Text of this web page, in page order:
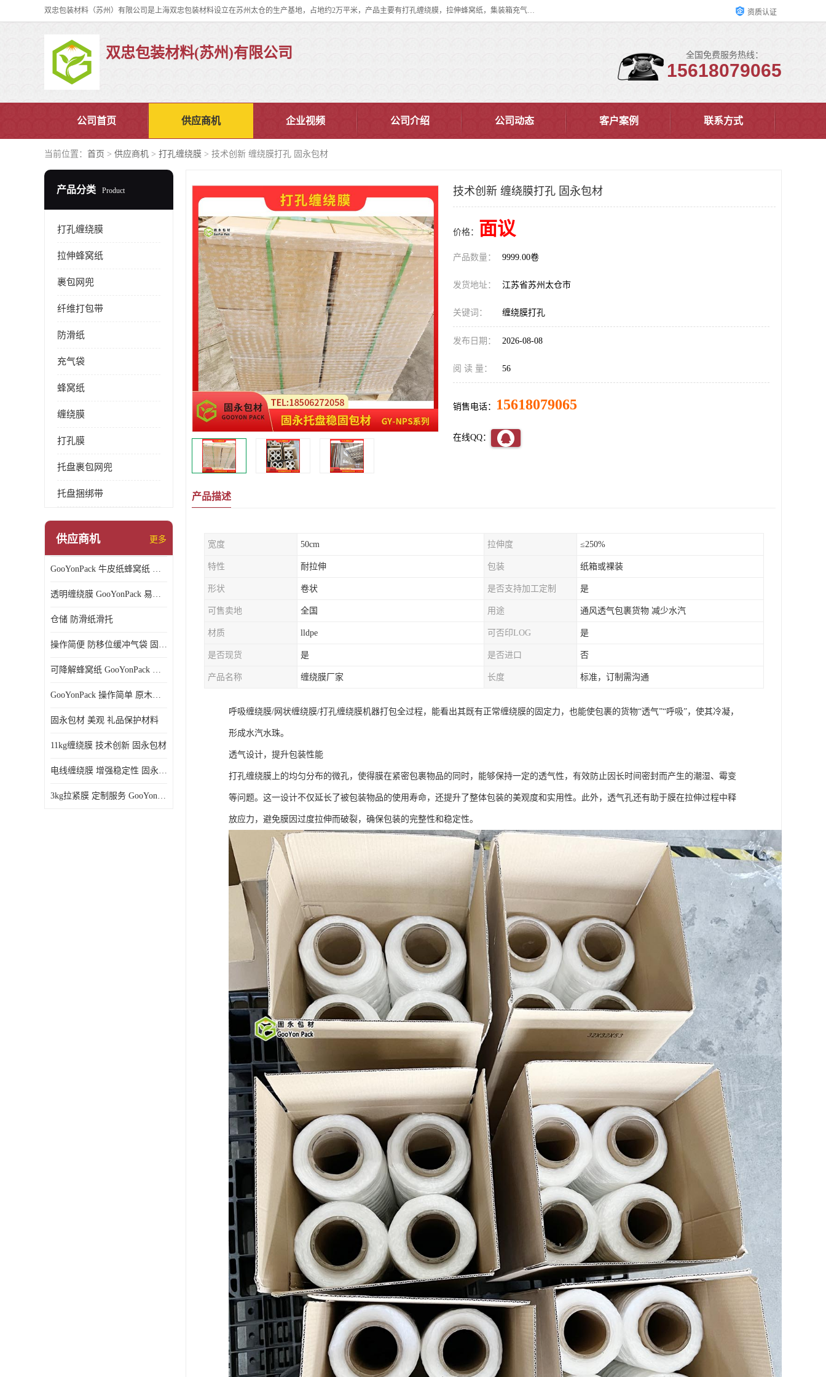
双忠包装材料（苏州）有限公司是上海双忠包装材料设立在苏州太仓的生产基地，占地约2万平米，产品主要有打孔缠绕膜，拉伸蜂窝纸，集装箱充气袋，滑托板，打包带，裹包网兜，防滑纸等箱体和托盘的运输和保护性包材。固永包材®，GooYon Pack®，是我们保护性包装材料的专属品牌。 资质认证
双忠包装材料(苏州)有限公司 全国免费服务热线：
15618079065
公司首页 供应商机 企业视频 公司介绍 公司动态 客户案例 联系方式
当前位置： 首页 > 供应商机 > 打孔缠绕膜 > 技术创新 缠绕膜打孔 固永包材
产品分类 Product
打孔缠绕膜
拉伸蜂窝纸
裹包网兜
纤维打包带
防滑纸
充气袋
蜂窝纸
缠绕膜
打孔膜
托盘裹包网兜
托盘捆绑带
供应商机 更多
GooYonPack 牛皮纸蜂窝纸 循环使用
透明缠绕膜 GooYonPack 易撕扯不残留
仓储 防滑纸滑托
操作简便 防移位缓冲气袋 固永包材
可降解蜂窝纸 GooYonPack 循环使用
GooYonPack 操作简单 原木浆蜂巢网格纸
固永包材 美观 礼品保护材料
11kg缠绕膜 技术创新 固永包材
电线缠绕膜 增强稳定性 固永包材
3kg拉紧膜 定制服务 GooYonPack
技术创新 缠绕膜打孔 固永包材
价格： 面议
产品数量： 9999.00卷
发货地址： 江苏省苏州太仓市
关键词： 缠绕膜打孔
发布日期： 2026-08-08
阅 读 量： 56
销售电话： 15618079065
在线QQ：
产品描述
宽度 50cm 拉伸度 ≤250%
特性 耐拉伸 包装 纸箱或裸装
形状 卷状 是否支持加工定制 是
可售卖地 全国 用途 通风透气包裹货物 减少水汽
材质 lldpe 可否印LOG 是
是否现货 是 是否进口 否
产品名称 缠绕膜厂家 长度 标准，订制需沟通
呼吸缠绕膜/网状缠绕膜/打孔缠绕膜机器打包全过程，能看出其既有正常缠绕膜的固定力，也能使包裹的货物“透气”“呼吸”，使其冷凝，
形成水汽水珠。
透气设计，提升包装性能
打孔缠绕膜上的均匀分布的微孔，使得膜在紧密包裹物品的同时，能够保持一定的透气性，有效防止因长时间密封而产生的潮湿、霉变
等问题。这一设计不仅延长了被包装物品的使用寿命，还提升了整体包装的美观度和实用性。此外，透气孔还有助于膜在拉伸过程中释
放应力，避免膜因过度拉伸而破裂，确保包装的完整性和稳定性。